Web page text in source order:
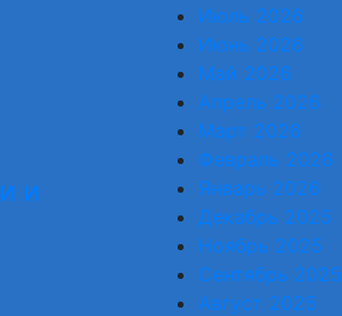
и
Июль 2026
Июнь 2026
Май 2026
Апрель 2026
Март 2026
Февраль 2026
Январь 2026
Декабрь 2025
Ноябрь 2025
Сентябрь 2025
Август 2025